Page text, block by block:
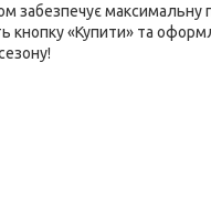
забезпечує максимальну
кнопку «Купити» та